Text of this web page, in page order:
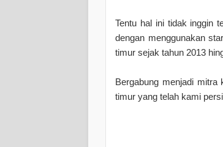
Tentu hal ini tidak inggin
dengan menggunakan
timur sejak tahun 2013
Bergabung menjadi
timur yang telah kami